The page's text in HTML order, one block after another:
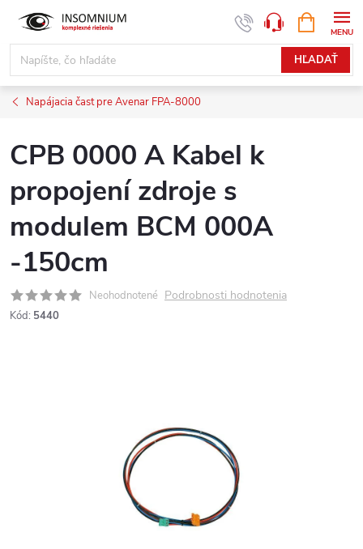
obsah
HĽADAŤ
KOŠÍK
Napájacia čast pre Avenar FPA-8000
CPB 0000 A Kabel k
propojení zdroje s
modulem BCM 000A
-150cm
Neohodnotené Podrobnosti hodnotenia
Kód: 5440
www.insomnium.sk - Chat